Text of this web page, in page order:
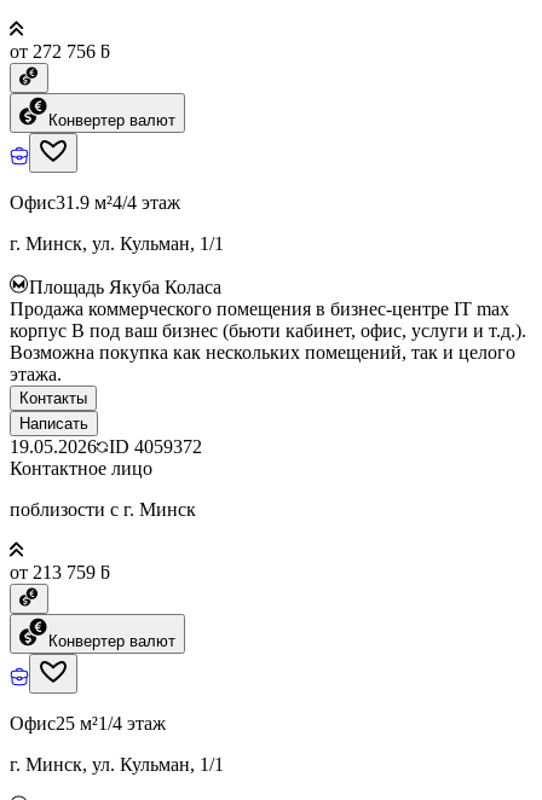
от 272 756 ƃ
Конвертер валют
Офис31.9 м²4/4 этаж
г. Минск, ул. Кульман, 1/1
Площадь Якуба Коласа
Продажа коммерческого помещения в бизнес-центре IT max
корпус B под ваш бизнес (бьюти кабинет, офис, услуги и т.д.).
Возможна покупка как нескольких помещений, так и целого
этажа.
Контакты
Написать
19.05.2026 ID 4059372
Контактное лицо
поблизости с г. Минск
от 213 759 ƃ
Конвертер валют
Офис25 м²1/4 этаж
г. Минск, ул. Кульман, 1/1